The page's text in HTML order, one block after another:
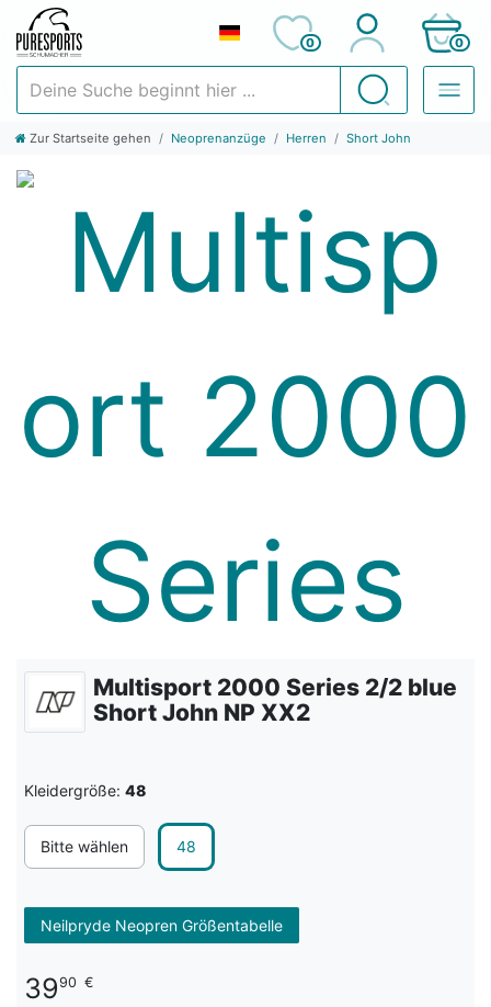
Suchen
0 0
Zur Startseite gehen Neoprenanzüge Herren Short John
Multisport 2000 Series 2/2 blue
Short John NP XX2
Kleidergröße: 48
Bitte wählen 48
Neilpryde Neopren Größentabelle
3990 €